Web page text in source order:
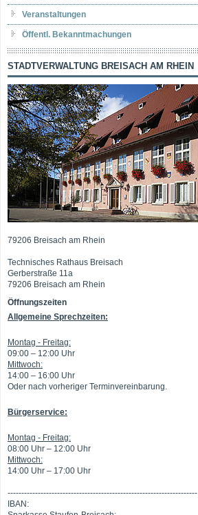
Veranstaltungen
Öffentl. Bekanntmachungen
STADTVERWALTUNG BREISACH AM RHEIN
79206 Breisach am Rhein
Technisches Rathaus Breisach
Gerberstraße 11a
79206 Breisach am Rhein
Öffnungszeiten
Allgemeine Sprechzeiten:
Montag - Freitag:
09:00 – 12:00 Uhr
Mittwoch:
14:00 – 16:00 Uhr
Oder nach vorheriger Terminvereinbarung.
Bürgerservice:
Montag - Freitag:
08:00 Uhr – 12:00 Uhr
Mittwoch:
14:00 Uhr – 17:00 Uhr
---------------------------------------------------------------------
IBAN: